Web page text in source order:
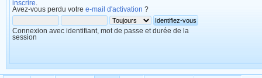
inscrire
Avez-vous perdu votre e-mail d'activation ?
Connexion avec identifiant, mot de passe et durée de la
session